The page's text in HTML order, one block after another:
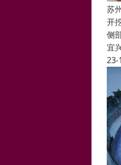
苏
开
侧
宜
23-